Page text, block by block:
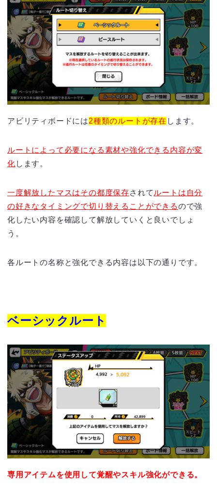
アビリティボードには2種類のルートが存在 します。
ルートによって必要になる素材や強化できる内容が変
化 します。
一度解放したマスはその都度保存されて ルートは自分
の好きなタイミングで切り替えることができるので強
化したい内容を確認して解放していくと良いでしょ
う。
各ルートの名称と強化できる内容は以下の通りです。
ベーシックルート
専用アイテムを使用して覚醒やスキル強化ができる。